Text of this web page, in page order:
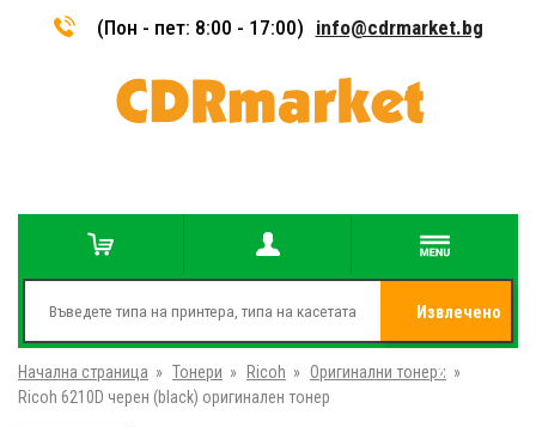
(Пон - пет: 8:00 - 17:00) info@cdrmarket.bg
Извлечено
от
Начална страница » Тонери » Ricoh » Оригинални тонери »
Ricoh 6210D черен (black) оригинален тонер